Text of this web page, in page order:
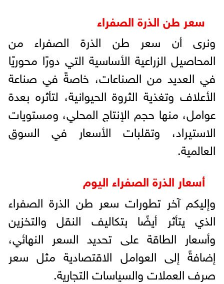
سعر طن الذرة الصفراء
ونرى أن سعر طن الذرة الصفراء من
المحاصيل الزراعية الأساسية التي دورًا محوريًا
في العديد من الصناعات، خاصةً في صناعة
الأعلاف وتغذية الثروة الحيوانية، لتأثره بعدة
عوامل، منها حجم الإنتاج المحلي، ومستويات
الاستيراد، وتقلبات الأسعار في السوق
العالمية.
أسعار الذرة الصفراء اليوم
وإليكم آخر تطورات سعر طن الذرة الصفراء
الذي يتأثر أيضًا بتكاليف النقل والتخزين
وأسعار الطاقة على تحديد السعر النهائي،
إضافةً إلى العوامل الاقتصادية مثل سعر
صرف العملات والسياسات التجارية.